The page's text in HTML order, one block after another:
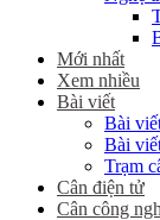
Mới nhất
Xem nhiều
Bài viết
Bài
Bài
Trạm
Cân điện tử
Cân công